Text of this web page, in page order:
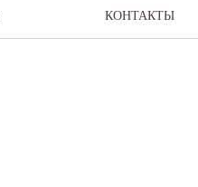
КОНТАКТЫ